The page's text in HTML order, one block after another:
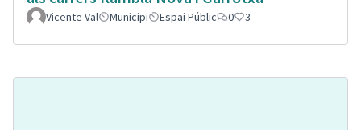
Vicente Val Municipi Espai Públic 0 3